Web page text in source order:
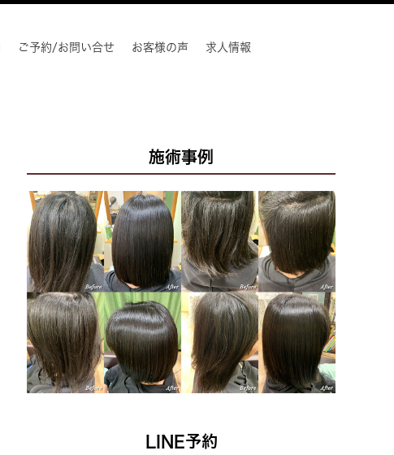
ご予約/お問い合せ お客様の声 求人情報
施術事例
LINE予約